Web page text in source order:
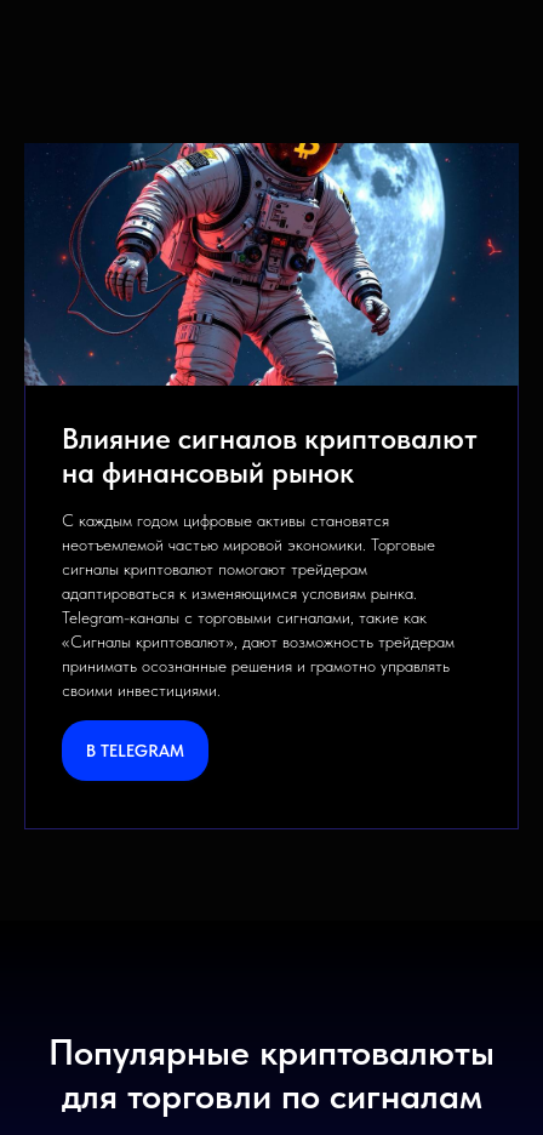
Влияние сигналов криптовалют
на финансовый рынок
С каждым годом цифровые активы становятся
неотъемлемой частью мировой экономики. Торговые
сигналы криптовалют помогают трейдерам
адаптироваться к изменяющимся условиям рынка.
Telegram-каналы с торговыми сигналами, такие как
«Сигналы криптовалют», дают возможность трейдерам
принимать осознанные решения и грамотно управлять
своими инвестициями.
В TELEGRAM
Популярные криптовалюты
для торговли по сигналам